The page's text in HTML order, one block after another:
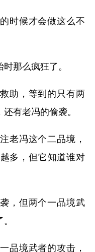
时候才会做这么不
那么疯狂了。
助，等到的只有两
有老冯的偷袭。
老冯这个二品境，
多，但它知道谁对
，但两个一品境武
品境武者的攻击，